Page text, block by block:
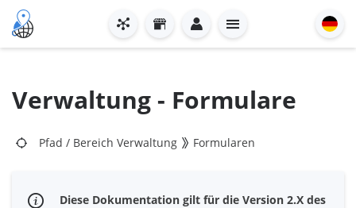
Verwaltung - Formulare
Pfad / Bereich Verwaltung Formularen
Diese Dokumentation gilt für die Version 2.X des